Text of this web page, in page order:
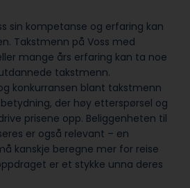
sin kompetanse og erfaring kan
Takstmenn på Voss med
mange års erfaring kan ta noe
takstmenn.
konkurransen blant takstmenn
der høy etterspørsel og
prisene opp. Beliggenheten til
er også relevant – en
kanskje beregne mer for reise
er et stykke unna deres